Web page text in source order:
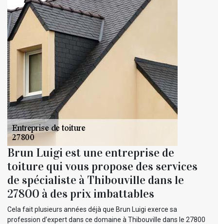
Brun Luigi est une entreprise de
toiture qui vous propose des services
de spécialiste à Thibouville dans le
27800 à des prix imbattables
Cela fait plusieurs années déjà que Brun Luigi exerce sa
profession d’expert dans ce domaine à Thibouville dans le 27800